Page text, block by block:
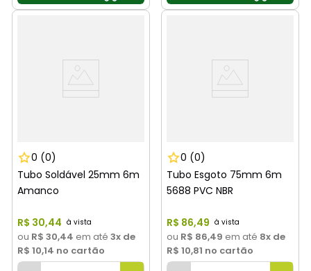
0 (0)
Tubo Soldável 25mm 6m
Amanco
R$ 30,44
ou R$ 30,44 em até 3x de
R$ 10,14 no cartão
0 (0)
Tubo Esgoto 75mm 6m
5688 PVC NBR
R$ 86,49
ou R$ 86,49 em até 8x de
R$ 10,81 no cartão